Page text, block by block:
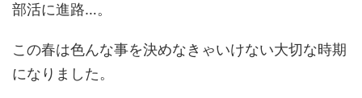
部活に進路…。
この春は色んな事を決めなきゃいけない大切な時期
になりました。